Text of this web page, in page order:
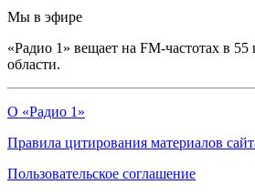
Мы в эфире
«Радио 1» вещает на FM-частотах в 55
области.
О «Радио 1»
Правила цитирования материалов
Пользовательское соглашение